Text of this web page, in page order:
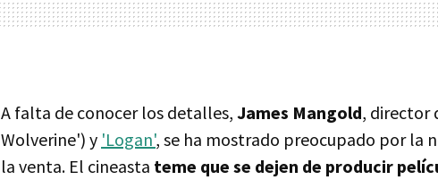
A falta de conocer los detalles, James Mangold, director
Wolverine') y 'Logan', se ha mostrado preocupado por la
la venta. El cineasta teme que se dejen de producir